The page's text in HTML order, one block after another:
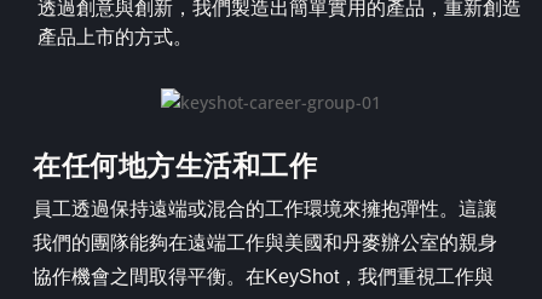
透過創意與創新，我們製造出簡單實用的產品，重新創造
產品上市的方式。
在任何地方生活和工作
員工透過保持遠端或混合的工作環境來擁抱彈性。這讓
我們的團隊能夠在遠端工作與美國和丹麥辦公室的親身
協作機會之間取得平衡。在KeyShot，我們重視工作與